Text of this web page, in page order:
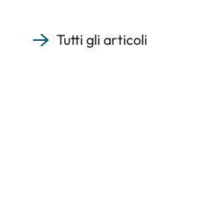
Tutti gli articoli